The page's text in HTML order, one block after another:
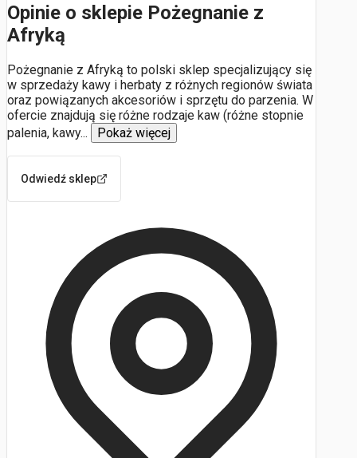
Opinie o sklepie Pożegnanie z
Afryką
Pożegnanie z Afryką to polski sklep specjalizujący się
w sprzedaży kawy i herbaty z różnych regionów świata
oraz powiązanych akcesoriów i sprzętu do parzenia. W
ofercie znajdują się różne rodzaje kaw (różne stopnie
palenia, kawy... Pokaż więcej
Odwiedź sklep